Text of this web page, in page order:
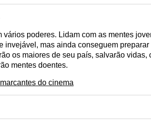
vários poderes. Lidam com as mentes
invejável, mas ainda conseguem preparar
os maiores de seu país, salvarão vidas,
mentes doentes.
do cinema